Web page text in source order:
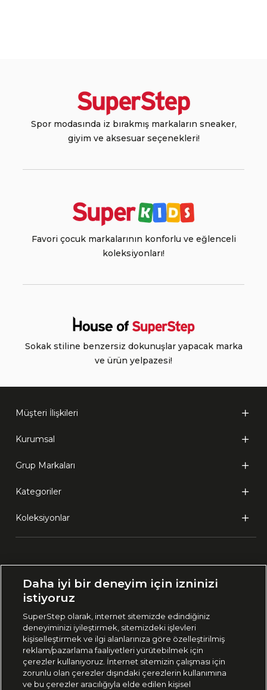
Spor modasında iz bırakmış markaların sneaker,
giyim ve aksesuar seçenekleri!
Favori çocuk markalarının konforlu ve eğlenceli
koleksiyonları!
Sokak stiline benzersiz dokunuşlar yapacak marka
ve ürün yelpazesi!
Müşteri İlişkileri
Kurumsal
Grup Markaları
Kategoriler
Koleksiyonlar
🇹🇷 Türkiye
444 37 36
Uygulamadan Takip Edin
Daha iyi bir deneyim için izninizi
istiyoruz
SuperStep olarak, internet sitemizde edindiğiniz
deneyiminizi iyileştirmek, sitemizdeki işlevleri
kişiselleştirmek ve ilgi alanlarınıza göre özelleştirilmiş
reklam/pazarlama faaliyetleri yürütebilmek için
çerezler kullanıyoruz. İnternet sitemizin çalışması için
zorunlu olan çerezler dışındaki çerezlerin kullanımına
ve bu çerezler aracılığıyla elde edilen kişisel